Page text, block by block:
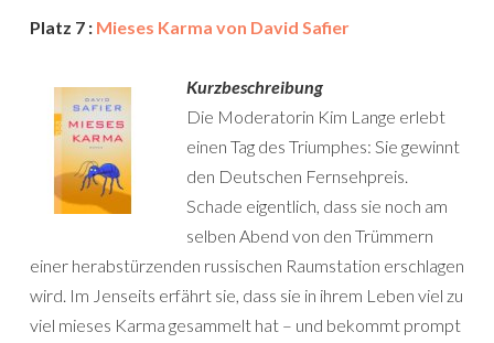
Platz 7 : Mieses Karma von David Safier
Kurzbeschreibung
Die Moderatorin Kim Lange erlebt
einen Tag des Triumphes: Sie gewinnt
den Deutschen Fernsehpreis.
Schade eigentlich, dass sie noch am
selben Abend von den Trümmern
einer herabstürzenden russischen Raumstation erschlagen
wird. Im Jenseits erfährt sie, dass sie in ihrem Leben viel zu
viel mieses Karma gesammelt hat – und bekommt prompt